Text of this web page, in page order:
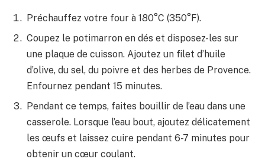
Préchauffez votre four à 180°C (350°F).
Coupez le potimarron en dés et disposez-les sur
une plaque de cuisson. Ajoutez un filet d’huile
d’olive, du sel, du poivre et des herbes de Provence.
Enfournez pendant 15 minutes.
Pendant ce temps, faites bouillir de l’eau dans une
casserole. Lorsque l’eau bout, ajoutez délicatement
les œufs et laissez cuire pendant 6-7 minutes pour
obtenir un cœur coulant.